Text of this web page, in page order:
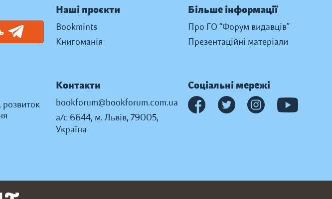
розвиток
Наші проєкти
Bookmints
Книгоманія
Більше інформації
Про ГО “Форум видавців”
Презентаційні матеріали
Контакти
bookforum@bookforum.com.ua
а/с 6644, м. Львів, 79005,
Україна
Соціальні мережі